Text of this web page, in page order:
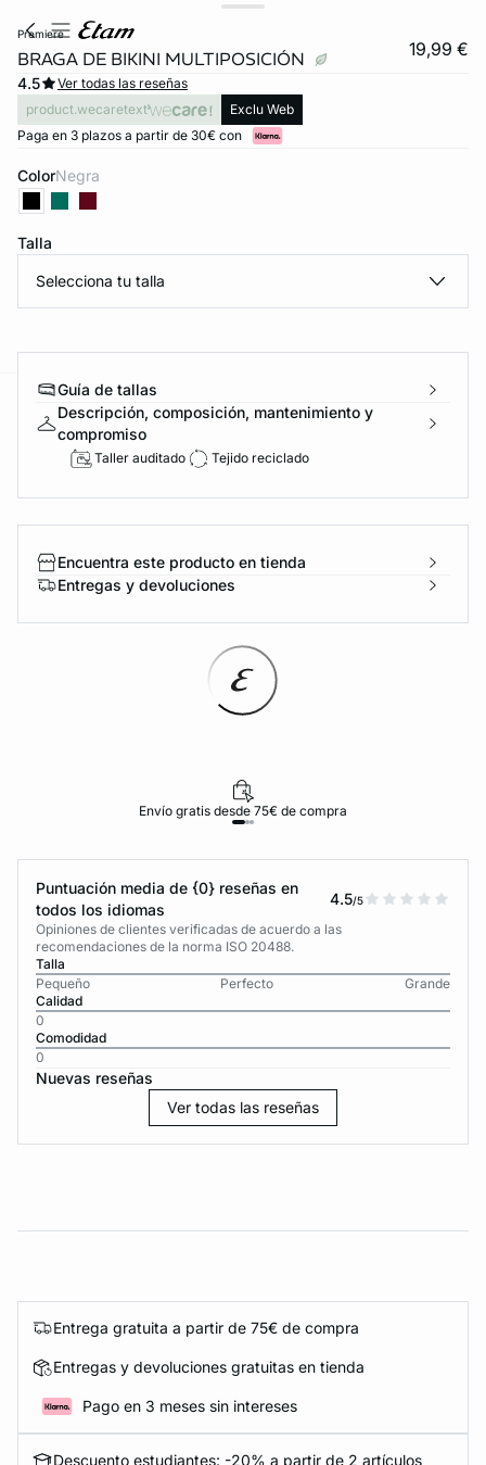
premiere
BRAGA DE BIKINI MULTIPOSICIÓN 19,99 €
4.5
Ver todas las reseñas
product.wecaretext
Exclu Web
Paga en 3 plazos a partir de 30€ con
Color negra
Talla
Selecciona tu talla
Guía de tallas
Descripción, composición, mantenimiento y
compromiso
Taller auditado Tejido reciclado
Encuentra este producto en tienda
Entregas y devoluciones
Envío gratis desde 75€ de compra
Puntuación media de {0} reseñas en
todos los idiomas
4.5/5
Opiniones de clientes verificadas de acuerdo a las
recomendaciones de la norma ISO 20488.
Talla
Pequeño
Perfecto
Grande
Calidad
0
Comodidad
0
Nuevas reseñas
Ver todas las reseñas
Entrega gratuita a partir de 75€ de compra
Entregas y devoluciones gratuitas en tienda
Pago en 3 meses sin intereses
Descuento estudiantes: -20% a partir de 2 artículos